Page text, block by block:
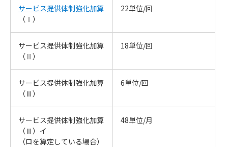
サービス提供体制強化加算
（Ⅰ）
22単位/回
サービス提供体制強化加算
（Ⅱ）
18単位/回
サービス提供体制強化加算
（Ⅲ）
6単位/回
サービス提供体制強化加算
（Ⅲ）イ
（ロを算定している場合）
48単位/月